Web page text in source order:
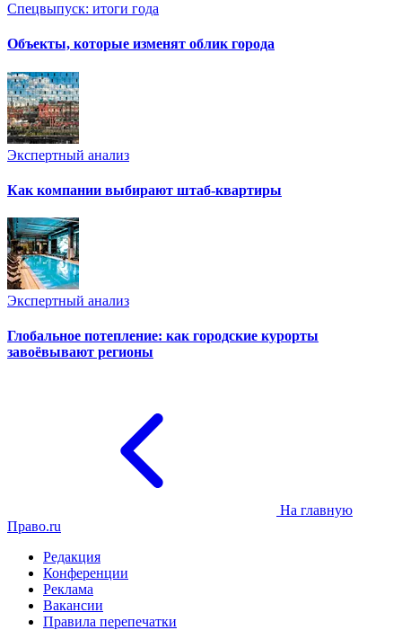
Спецвыпуск: итоги года
Объекты, которые изменят облик города
Экспертный анализ
Как компании выбирают штаб-квартиры
Экспертный анализ
Глобальное потепление: как городские курорты
завоёвывают регионы
На главную
Право.ru
Редакция
Конференции
Реклама
Вакансии
Правила перепечатки